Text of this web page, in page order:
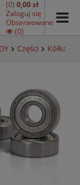
(0) 0,00 zł
Zaloguj się
Obserwowane
(0)
Części Kółka